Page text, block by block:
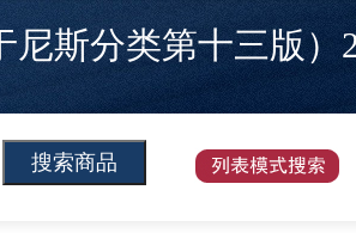
斯分类第十三版）